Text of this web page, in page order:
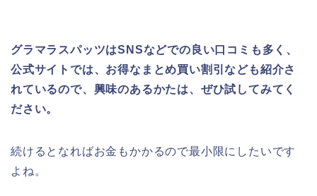
グラマラスパッツはSNSなどでの良い口コミも多く、
公式サイトでは、お得なまとめ買い割引なども紹介さ
れているので、興味のあるかたは、ぜひ試してみてく
ださい。
続けるとなればお金もかかるので最小限にしたいです
よね。